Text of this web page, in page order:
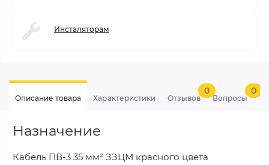
Инсталяторам
Описание товара Характеристики Отзывов
0
Вопросы
0
Назначение
Кабель ПВ-3 35 мм² ЗЗЦМ красного цвета